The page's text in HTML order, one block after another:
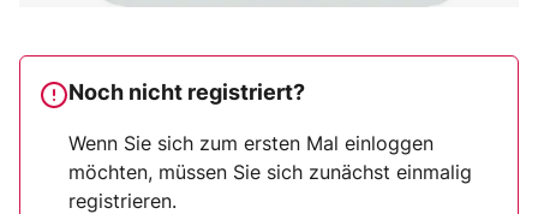
Noch nicht registriert?
Wenn Sie sich zum ersten Mal einloggen
möchten, müssen Sie sich zunächst einmalig
registrieren.